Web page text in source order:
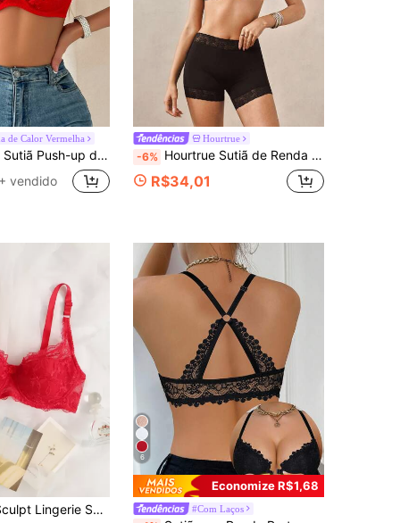
de Calor Vermelha
Renda Bordada e Sutiã Sem Arco Lingerie
vendido
Hourtrue
-6% Hourtrue Sutiã de Renda com Estampa de Zebra em Formato de W, Taça em Formato de U, Sexy, Elegante e Fashionável Lingerie Feminina
R$34,01
Com Arame E Detalhe De Laço Em Renda
6
Economize R$1,68
#Com Laços